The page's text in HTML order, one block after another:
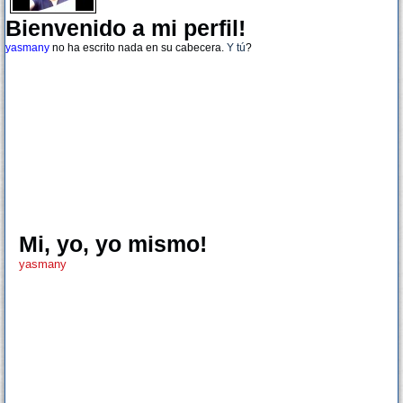
Bienvenido a mi perfil!
yasmany no ha escrito nada en su cabecera. Y tú?
Mi, yo, yo mismo!
yasmany